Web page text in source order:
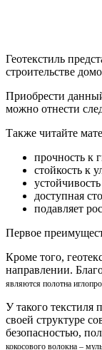
Геотекстиль
строительстве
Приобрести
можно отнести
Также читайте
прочность к
стойкость к
доступная
подавляет
Первое
Кроме того,
направлении.
являются полотна
У такого
своей структуре
безопасностью,
кокосового волокна –